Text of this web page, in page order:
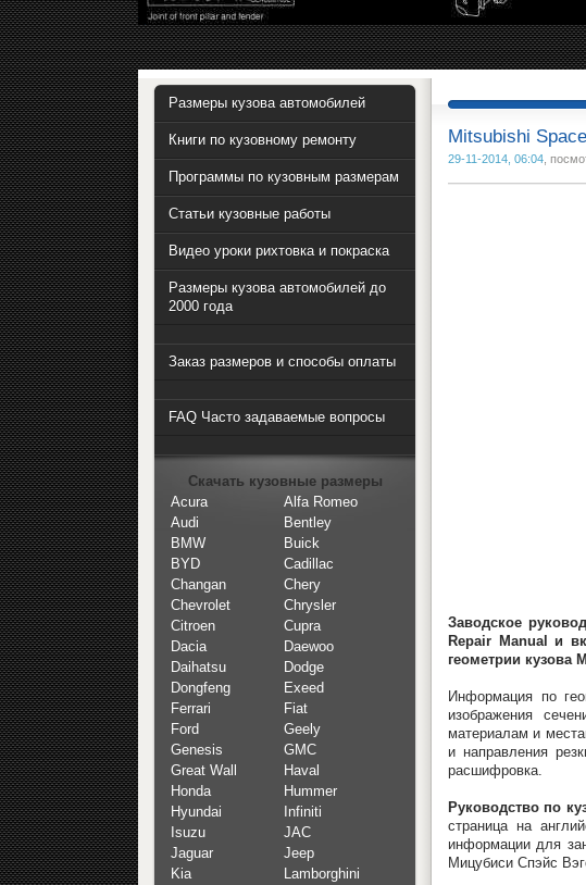
Mitsubishi
29-11-2014, 06:04,
Заводское
Repair Manual и
геометрии кузова
Информация по
изображения
материалам и
и направления
расшифровка.
Руководство по
страница на
информации для
Мицубиси Спэйс
Размеры кузова автомобилей
Книги по кузовному ремонту
Программы по кузовным размерам
Статьи кузовные работы
Видео уроки рихтовка и покраска
Размеры кузова автомобилей до
2000 года
Заказ размеров и способы оплаты
FAQ Часто задаваемые вопросы
Скачать кузовные размеры
Acura
Alfa Romeo
Audi
Bentley
BMW
Buick
BYD
Cadillac
Changan
Chery
Chevrolet
Chrysler
Citroen
Cupra
Dacia
Daewoo
Daihatsu
Dodge
Dongfeng
Exeed
Ferrari
Fiat
Ford
Geely
Genesis
GMC
Great Wall
Haval
Honda
Hummer
Hyundai
Infiniti
Isuzu
JAC
Jaguar
Jeep
Kia
Lamborghini